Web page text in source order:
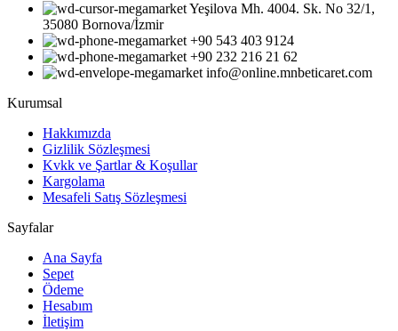
Yeşilova Mh. 4004. Sk. No 32/1,
35080 Bornova/İzmir
+90 543 403 9124
‎+90 232 216 21 62
info@online.mnbeticaret.com
Kurumsal
Hakkımızda
Gizlilik Sözleşmesi
Kvkk ve Şartlar & Koşullar
Kargolama
Mesafeli Satış Sözleşmesi
Sayfalar
Ana Sayfa
Sepet
Ödeme
Hesabım
İletişim